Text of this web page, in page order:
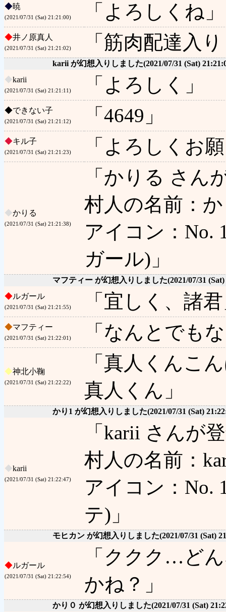
◆暁
(2021/07/31 (Sat) 21:21:00) 「よろしくね」
◆井ノ原真人
(2021/07/31 (Sat) 21:21:02) 「筋肉配達入
karii が幻想入りしました(2021/07/31 (Sat)
◆karii
(2021/07/31 (Sat) 21:21:11) 「よろしく」
◆できない子
(2021/07/31 (Sat) 21:21:12) 「4649」
◆キル子
(2021/07/31 (Sat) 21:21:23) 「よろしくお
◆かりる
(2021/07/31 (Sat) 21:21:38)
「かりる さん
村人の名前：
アイコン：No.
ガール)」
マフティー が幻想入りしました(2021/07/31
◆ルガール
(2021/07/31 (Sat) 21:21:55) 「宜しく、諸
◆マフティー
(2021/07/31 (Sat) 21:22:01) 「なんとでも
◆神北小鞠
(2021/07/31 (Sat) 21:22:22)
「真人くん
真人くん」
かり1 が幻想入りしました(2021/07/31 (Sat)
◆karii
(2021/07/31 (Sat) 21:22:47)
「karii さんが
村人の名前：
アイコン：No.
テ)」
モヒカン が幻想入りしました(2021/07/31 (Sat)
◆ルガール
(2021/07/31 (Sat) 21:22:54)
「ククク…ど
かね？」
かり０ が幻想入りしました(2021/07/31 (Sat)